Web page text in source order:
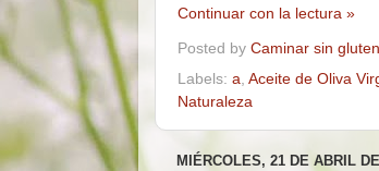
Continuar con la lectura »
Posted by Caminar sin gluten
Labels: a Aceite de Oliva
Naturaleza
MIÉRCOLES, 21 DE ABRIL